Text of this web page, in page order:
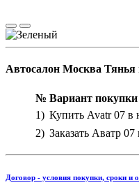
Автосалон Москва Тянья
№ Вариант покупки
1) Купить Avatr 07 в
2) Заказать Аватр 07
Договор - условия покупки, сроки и